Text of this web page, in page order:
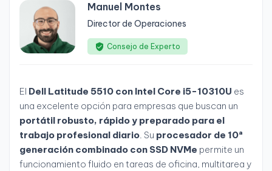
Manuel Montes
Director de Operaciones
Consejo de Experto
El Dell Latitude 5510 con Intel Core i5-10310U es
una excelente opción para empresas que buscan un
portátil robusto, rápido y preparado para el
trabajo profesional diario. Su procesador de 10ª
generación combinado con SSD NVMe permite un
funcionamiento fluido en tareas de oficina, multitarea y